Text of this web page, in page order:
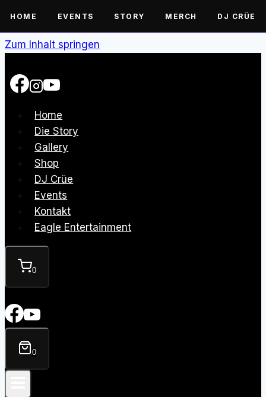
HOME EVENTS STORY MERCH DJ CRÜE
Zum Inhalt springen
Home
Die Story
Gallery
Shop
DJ Crüe
Events
Kontakt
Eagle Entertainment
0
0